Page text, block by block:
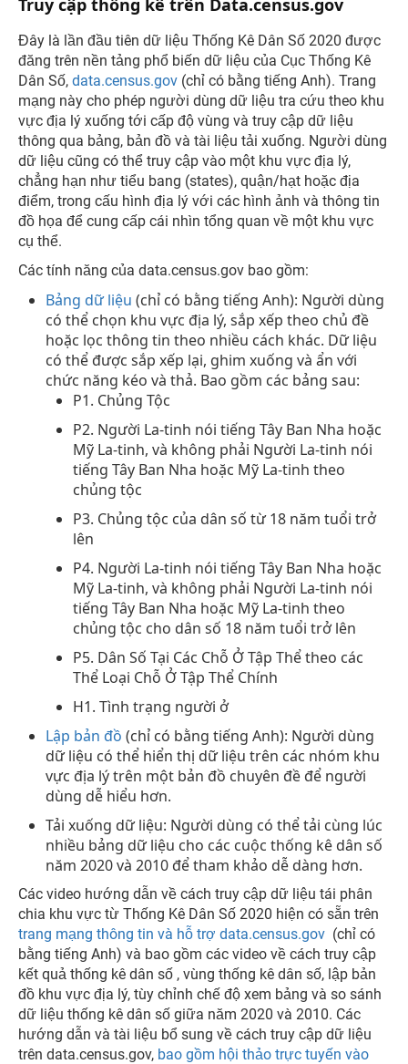
Truy cập thống kê trên Data.census.gov
Đây là lần đầu tiên dữ liệu Thống Kê Dân Số 2020 được
đăng trên nền tảng phổ biến dữ liệu của Cục Thống Kê
Dân Số, data.census.gov (chỉ có bằng tiếng Anh). Trang
mạng này cho phép người dùng dữ liệu tra cứu theo khu
vực địa lý xuống tới cấp độ vùng và truy cập dữ liệu
thông qua bảng, bản đồ và tài liệu tải xuống. Người dùng
dữ liệu cũng có thể truy cập vào một khu vực địa lý,
chẳng hạn như tiểu bang (states), quận/hạt hoặc địa
điểm, trong cấu hình địa lý với các hình ảnh và thông tin
đồ họa để cung cấp cái nhìn tổng quan về một khu vực
cụ thể.
Các tính năng của data.census.gov bao gồm:
Bảng dữ liệu (chỉ có bằng tiếng Anh): Người dùng
có thể chọn khu vực địa lý, sắp xếp theo chủ đề
hoặc lọc thông tin theo nhiều cách khác. Dữ liệu
có thể được sắp xếp lại, ghim xuống và ẩn với
chức năng kéo và thả. Bao gồm các bảng sau:
P1. Chủng Tộc
P2. Người La-tinh nói tiếng Tây Ban Nha hoặc
Mỹ La-tinh, và không phải Người La-tinh nói
tiếng Tây Ban Nha hoặc Mỹ La-tinh theo
chủng tộc
P3. Chủng tộc của dân số từ 18 năm tuổi trở
lên
P4. Người La-tinh nói tiếng Tây Ban Nha hoặc
Mỹ La-tinh, và không phải Người La-tinh nói
tiếng Tây Ban Nha hoặc Mỹ La-tinh theo
chủng tộc cho dân số 18 năm tuổi trở lên
P5. Dân Số Tại Các Chỗ Ở Tập Thể theo các
Thể Loại Chỗ Ở Tập Thể Chính
H1. Tình trạng người ở
Lập bản đồ (chỉ có bằng tiếng Anh): Người dùng
dữ liệu có thể hiển thị dữ liệu trên các nhóm khu
vực địa lý trên một bản đồ chuyên đề để người
dùng dễ hiểu hơn.
Tải xuống dữ liệu: Người dùng có thể tải cùng lúc
nhiều bảng dữ liệu cho các cuộc thống kê dân số
năm 2020 và 2010 để tham khảo dễ dàng hơn.
Các video hướng dẫn về cách truy cập dữ liệu tái phân
chia khu vực từ Thống Kê Dân Số 2020 hiện có sẵn trên
trang mạng thông tin và hỗ trợ data.census.gov (chỉ có
bằng tiếng Anh) và bao gồm các video về cách truy cập
kết quả thống kê dân số , vùng thống kê dân số, lập bản
đồ khu vực địa lý, tùy chỉnh chế độ xem bảng và so sánh
dữ liệu thống kê dân số giữa năm 2020 và 2010. Các
hướng dẫn và tài liệu bổ sung về cách truy cập dữ liệu
trên data.census.gov, bao gồm hội thảo trực tuyến vào